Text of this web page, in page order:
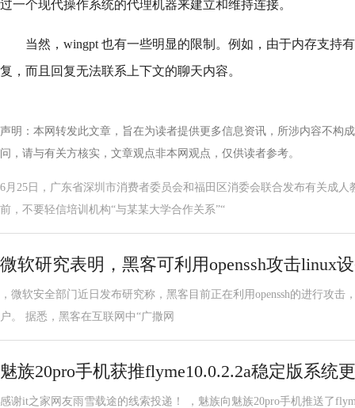
过一个现代操作系统的代理机器来建立和维持连接。
当然，wingpt 也有一些明显的限制。例如，由于内存支持
复，而且回复无法联系上下文的聊天内容。
声明：本网转发此文章，旨在为读者提供更多信息资讯，所涉内容不构
问，请与有关方核实，文章观点非本网观点，仅供读者参考。
6月25日，广东省深圳市消费者委员会和福田区消委会联合发布有关成
前，不要轻信培训机构“与某某大学合作关系”“
微软研究表明，黑客可利用openssh攻击linux
，微软安全部门近日发布研究称，黑客目前正在利用openssh的进行攻击
户。 据悉，黑客在互联网中“广撒网
魅族20pro手机获推flyme10.0.2.2a稳定版系统
感谢it之家网友雨雪载途的线索投递！ ，魅族向魅族20pro手机推送了